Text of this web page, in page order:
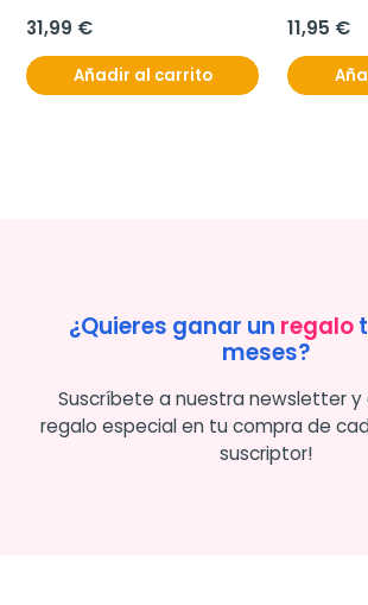
31,99 €
Añadir al carrito
11,95 €
¿Quieres ganar un regalo
meses?
Suscríbete a nuestra newsletter y
regalo especial en tu compra de
suscriptor!